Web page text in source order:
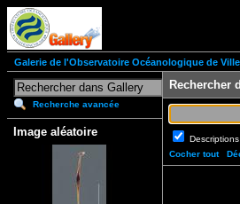
Galerie de l'Observatoire Océanologique de
Recherche avancée
Image aléatoire
Rechercher
Cocher tout